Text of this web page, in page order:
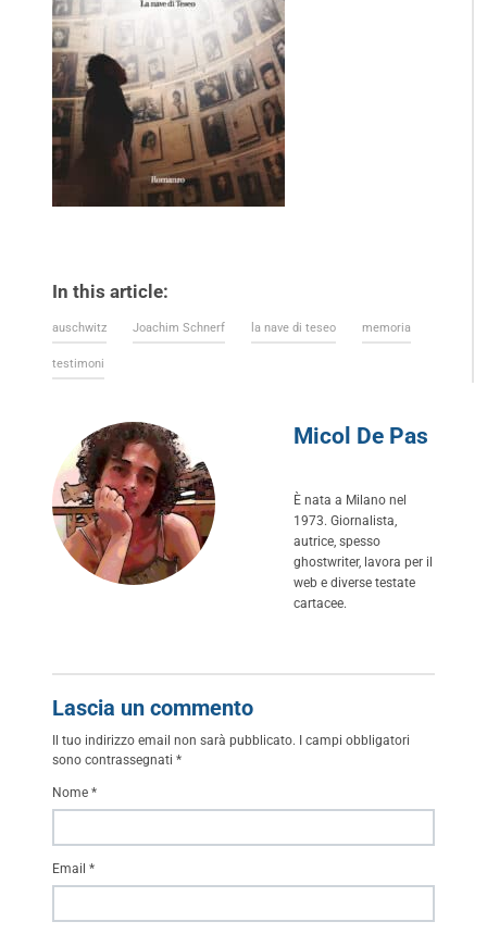
In this article:
auschwitz Joachim Schnerf la nave di teseo memoria
testimoni
Micol De Pas
È nata a Milano nel
1973. Giornalista,
autrice, spesso
ghostwriter, lavora per il
web e diverse testate
cartacee.
Lascia un commento
Il tuo indirizzo email non sarà pubblicato. I campi obbligatori
sono contrassegnati *
Nome *
Email *